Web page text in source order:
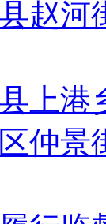
赵河
上港
仲景